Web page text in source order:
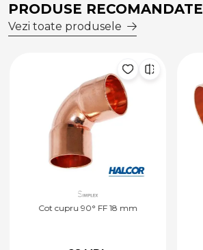
PRODUSE RECOMANDATE
Vezi toate produsele
Cot cupru 90° FF 18 mm